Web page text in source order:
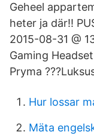
Geheel
heter ja där!!
2015-08-31 @
Gaming
Pryma
Hur lossar
Mäta